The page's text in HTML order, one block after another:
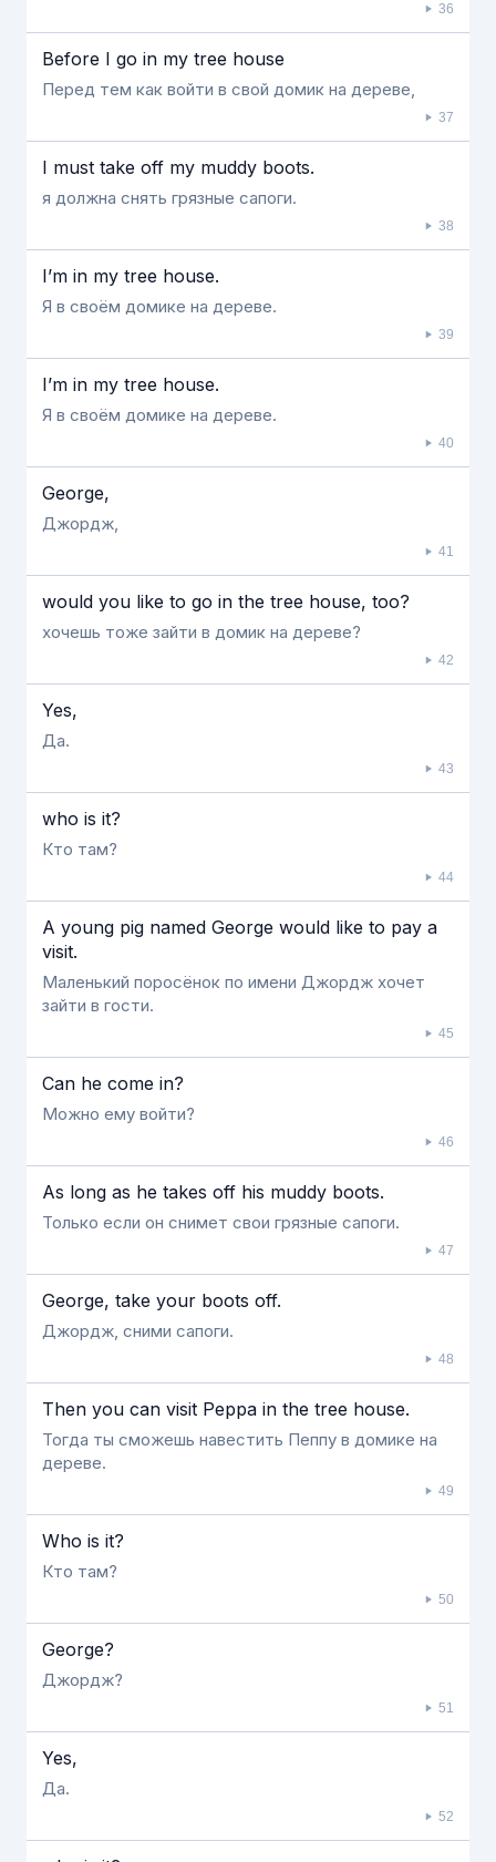
36
Before I go in my tree house
Перед тем как войти в свой домик на дереве,
37
I must take off my muddy boots.
я должна снять грязные сапоги.
38
I’m in my tree house.
Я в своём домике на дереве.
39
I’m in my tree house.
Я в своём домике на дереве.
40
George,
Джордж,
41
would you like to go in the tree house, too?
хочешь тоже зайти в домик на дереве?
42
Yes,
Да.
43
who is it?
Кто там?
44
A young pig named George would like to pay a
visit.
Маленький поросёнок по имени Джордж хочет
зайти в гости.
45
Can he come in?
Можно ему войти?
46
As long as he takes off his muddy boots.
Только если он снимет свои грязные сапоги.
47
George, take your boots off.
Джордж, сними сапоги.
48
Then you can visit Peppa in the tree house.
Тогда ты сможешь навестить Пеппу в домике на
дереве.
49
Who is it?
Кто там?
50
George?
Джордж?
51
Yes,
Да.
52